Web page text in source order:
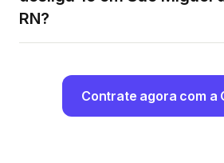
RN?
Contrate agora com a